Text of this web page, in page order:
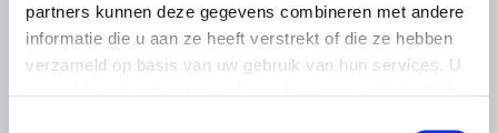
partners kunnen deze gegevens combineren met andere
informatie die u aan ze heeft verstrekt of die ze hebben
verzameld op basis van uw gebruik van hun services. U